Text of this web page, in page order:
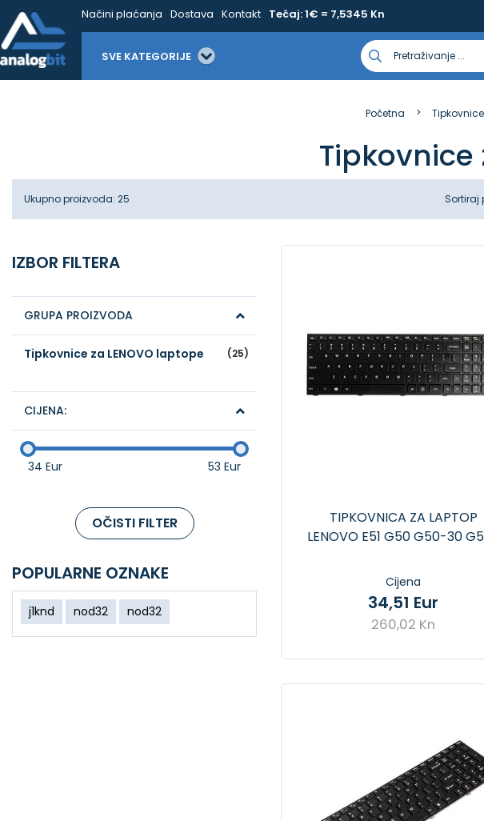
Načini plaćanja Dostava Kontakt Tečaj: 1€ = 7,5345 Kn
SVE KATEGORIJE
Početna
Tipkovnice
Ukupno proizvoda: 25 Sortiraj
IZBOR FILTERA
GRUPA PROIZVODA
Tipkovnice za LENOVO laptope (25)
CIJENA:
34 Eur 53 Eur
OČISTI FILTER
POPULARNE OZNAKE
j1knd nod32 nod32
TIPKOVNICA ZA LAPTOP
LENOVO E51 G50 G50-30
Cijena
260,02 Kn
34,51 Eur